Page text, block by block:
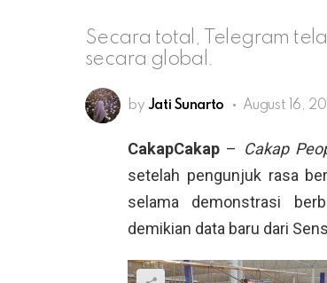
Secara total, Telegram
secara global.
by Jati Sunarto August 16,
CakapCakap – Cakap
setelah pengunjuk rasa
selama demonstrasi
demikian data baru dari